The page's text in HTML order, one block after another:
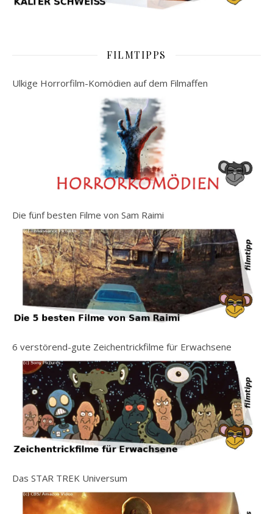
FILMTIPPS
Ulkige Horrorfilm-Komödien auf dem Filmaffen
Die fünf besten Filme von Sam Raimi
6 verstörend-gute Zeichentrickfilme für Erwachsene
Das STAR TREK Universum